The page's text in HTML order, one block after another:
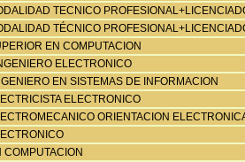
TECNICO
TÉCNICO
EN COMPUTACION
ELECTRONICO
EN SISTEMAS DE INFORMACION
ELECTRONICO
ORIENTACION
COMPUTACION